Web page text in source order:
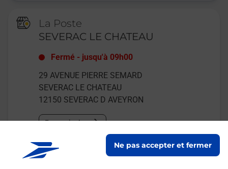
Ne pas accepter et fermer
La Poste
SEVERAC LE CHATEAU
Fermé - jusqu'à 09h00
29 AVENUE PIERRE SEMARD
SEVERAC LE CHATEAU
12150 SEVERAC D AVEYRON
En savoir plus
Malin !